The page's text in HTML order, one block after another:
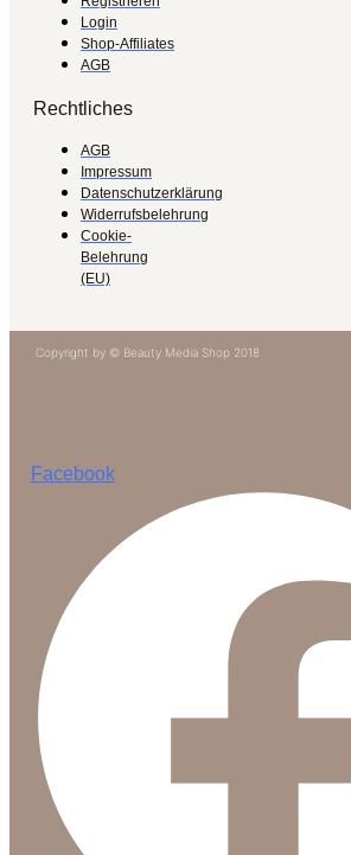
Login
Shop-Affiliates
AGB
Rechtliches
AGB
Impressum
Datenschutzerklärung
Widerrufsbelehrung
Cookie-
Belehrung
(EU)
Copyright by © Beauty Media Shop 2018
Facebook